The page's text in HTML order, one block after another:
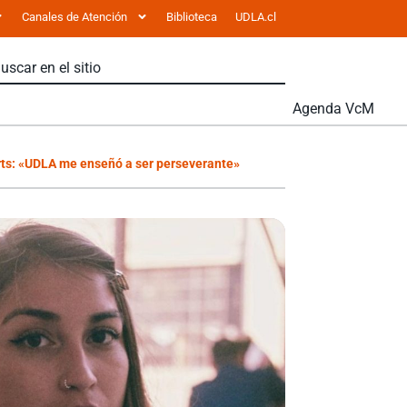
Canales de Atención Biblioteca UDLA.cl
Agenda VcM
«UDLA me enseñó a ser perseverante»